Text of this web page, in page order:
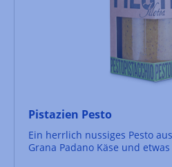
Pistazien Pesto
Ein herrlich nussiges Pesto
Grana Padano Käse und